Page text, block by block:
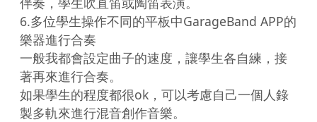
6.多位學生操作不同的平板中GarageBand APP的
樂器進行合奏
一般我都會設定曲子的速度，讓學生各自練，接
著再來進行合奏。
如果學生的程度都很ok，可以考慮自己一個人錄
製多軌來進行混音創作音樂。